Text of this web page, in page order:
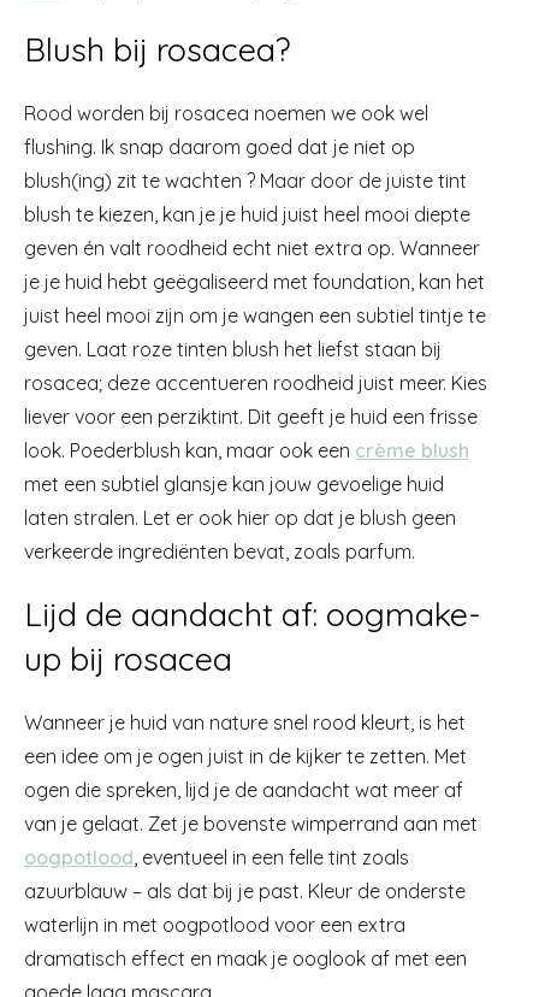
Blush bij rosacea?
Rood worden bij rosacea noemen we ook wel
flushing. Ik snap daarom goed dat je niet op
blush(ing) zit te wachten ? Maar door de juiste tint
blush te kiezen, kan je je huid juist heel mooi diepte
geven én valt roodheid echt niet extra op. Wanneer
je je huid hebt geëgaliseerd met foundation, kan het
juist heel mooi zijn om je wangen een subtiel tintje te
geven. Laat roze tinten blush het liefst staan bij
rosacea; deze accentueren roodheid juist meer. Kies
liever voor een perziktint. Dit geeft je huid een frisse
look. Poederblush kan, maar ook een crème blush
met een subtiel glansje kan jouw gevoelige huid
laten stralen. Let er ook hier op dat je blush geen
verkeerde ingrediënten bevat, zoals parfum.
Lijd de aandacht af: oogmake-
up bij rosacea
Wanneer je huid van nature snel rood kleurt, is het
een idee om je ogen juist in de kijker te zetten. Met
ogen die spreken, lijd je de aandacht wat meer af
van je gelaat. Zet je bovenste wimperrand aan met
oogpotlood, eventueel in een felle tint zoals
azuurblauw – als dat bij je past. Kleur de onderste
waterlijn in met oogpotlood voor een extra
dramatisch effect en maak je ooglook af met een
goede laag mascara.